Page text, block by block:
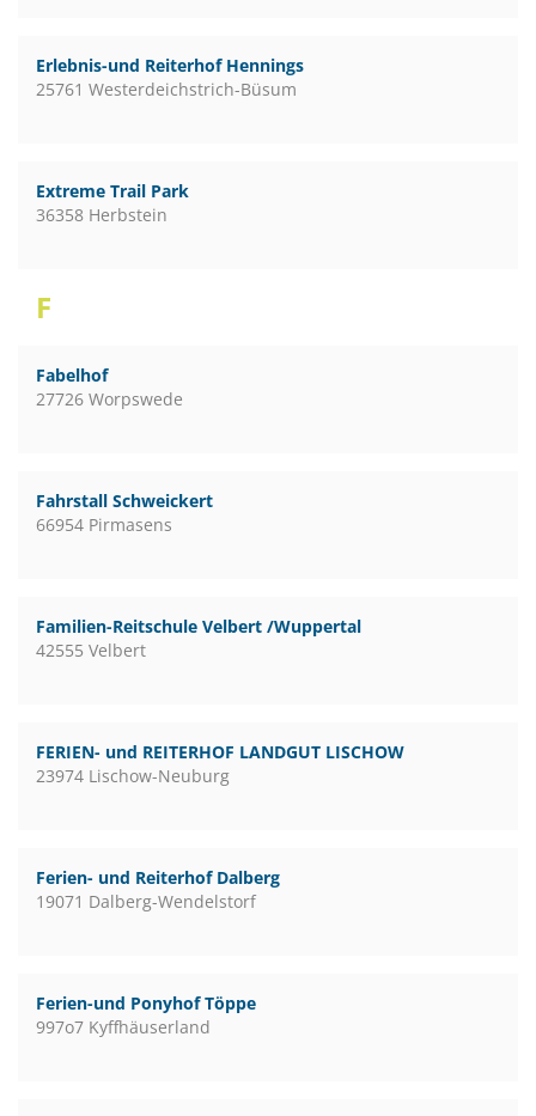
Erlebnis-und Reiterhof Hennings
25761 Westerdeichstrich-Büsum
Extreme Trail Park
36358 Herbstein
F
Fabelhof
27726 Worpswede
Fahrstall Schweickert
66954 Pirmasens
Familien-Reitschule Velbert /Wuppertal
42555 Velbert
FERIEN- und REITERHOF LANDGUT LISCHOW
23974 Lischow-Neuburg
Ferien- und Reiterhof Dalberg
19071 Dalberg-Wendelstorf
Ferien-und Ponyhof Töppe
997o7 Kyffhäuserland